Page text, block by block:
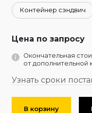
Контейнер сэндвич
Цена по запросу
Окончательная
от дополнительной
Узнать сроки
В корзину